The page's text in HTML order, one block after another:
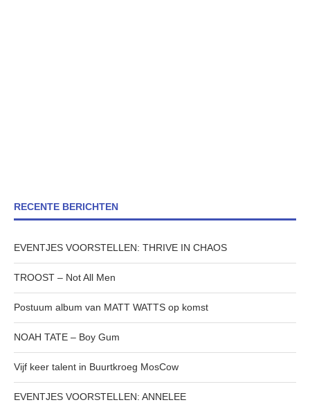
RECENTE BERICHTEN
EVENTJES VOORSTELLEN: THRIVE IN CHAOS
TROOST – Not All Men
Postuum album van MATT WATTS op komst
NOAH TATE – Boy Gum
Vijf keer talent in Buurtkroeg MosCow
EVENTJES VOORSTELLEN: ANNELEE